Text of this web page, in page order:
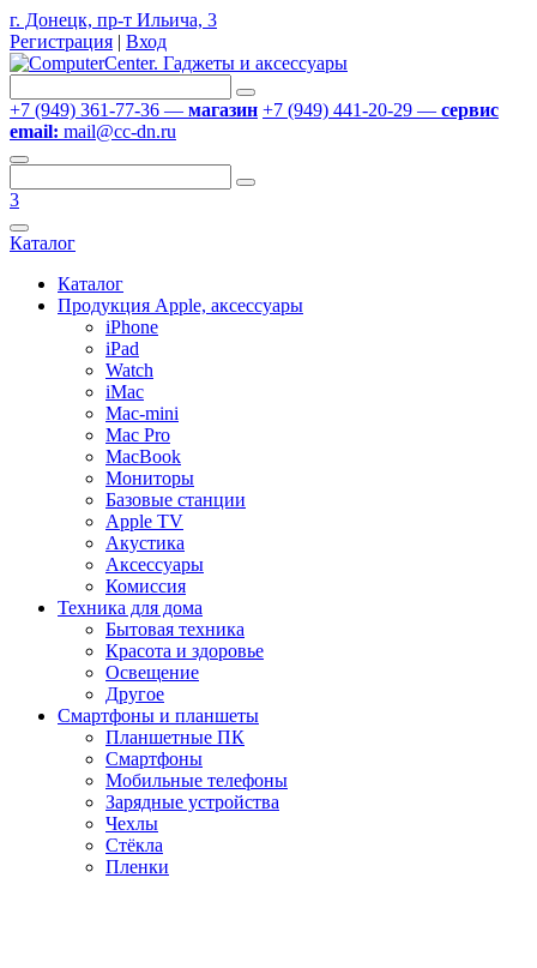
г. Донецк, пр-т Ильича, 3
Регистрация | Вход
+7 (949) 361-77-36 — магазин +7 (949) 441-20-29 — сервис
email: mail@cc-dn.ru
3
Каталог
Каталог
Продукция Apple, аксессуары
iPhone
iPad
Watch
iMac
Mac-mini
Mac Pro
MacBook
Мониторы
Базовые станции
Apple TV
Акустика
Аксессуары
Комиссия
Техника для дома
Бытовая техника
Красота и здоровье
Освещение
Другое
Смартфоны и планшеты
Планшетные ПК
Смартфоны
Мобильные телефоны
Зарядные устройства
Чехлы
Стёкла
Пленки